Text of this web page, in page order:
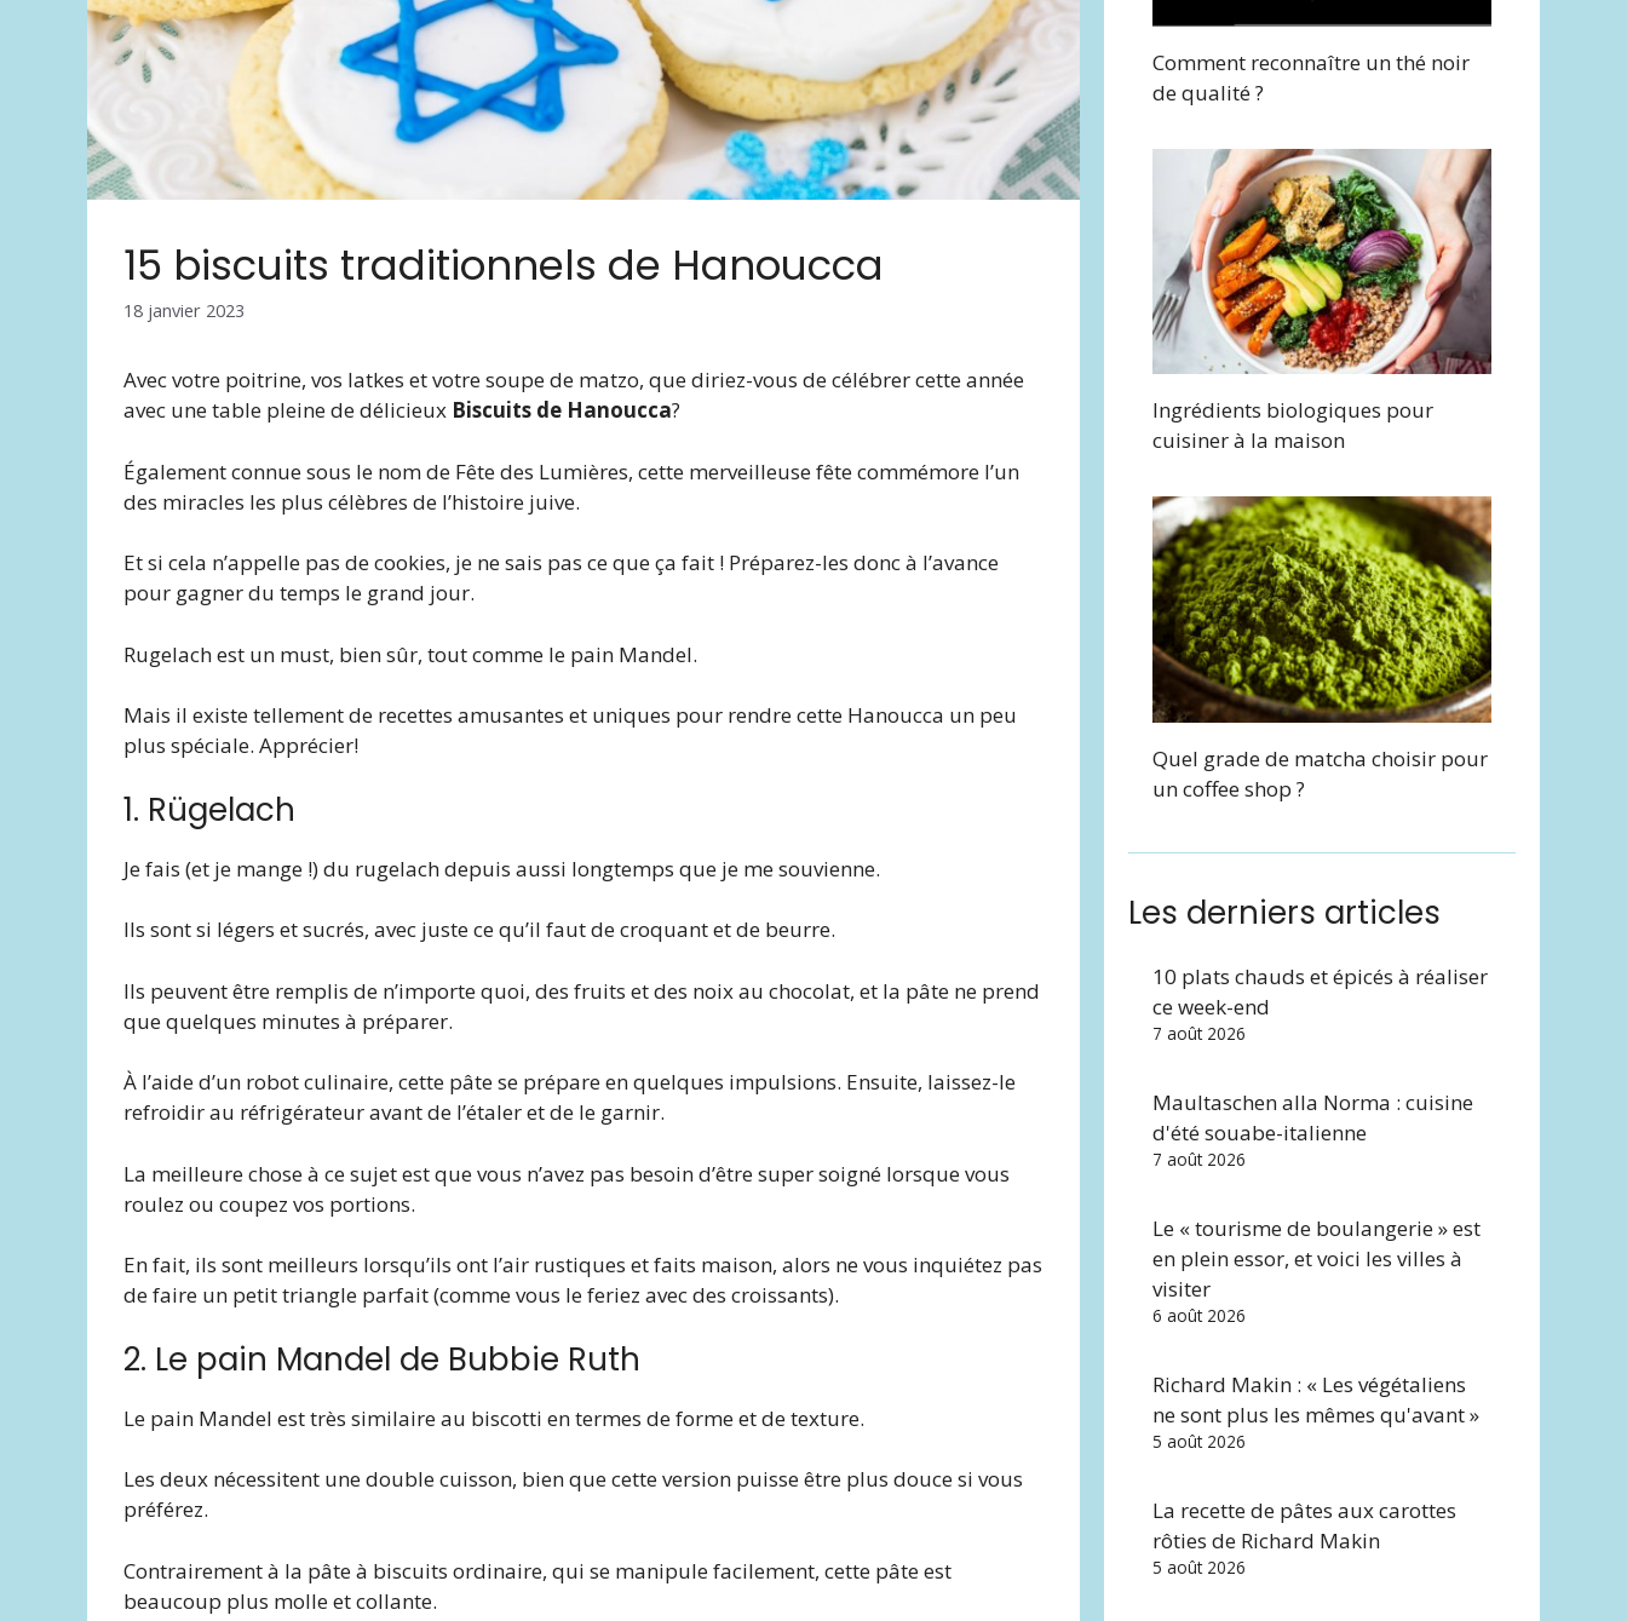
15 biscuits traditionnels de Hanoucca
18 janvier 2023
Avec votre poitrine, vos latkes et votre soupe de matzo, que diriez-vous de célébrer cette année
avec une table pleine de délicieux Biscuits de Hanoucca?
Également connue sous le nom de Fête des Lumières, cette merveilleuse fête commémore l’un
des miracles les plus célèbres de l’histoire juive.
Et si cela n’appelle pas de cookies, je ne sais pas ce que ça fait ! Préparez-les donc à l’avance
pour gagner du temps le grand jour.
Rugelach est un must, bien sûr, tout comme le pain Mandel.
Mais il existe tellement de recettes amusantes et uniques pour rendre cette Hanoucca un peu
plus spéciale. Apprécier!
1. Rügelach
Je fais (et je mange !) du rugelach depuis aussi longtemps que je me souvienne.
Ils sont si légers et sucrés, avec juste ce qu’il faut de croquant et de beurre.
Ils peuvent être remplis de n’importe quoi, des fruits et des noix au chocolat, et la pâte ne prend
que quelques minutes à préparer.
À l’aide d’un robot culinaire, cette pâte se prépare en quelques impulsions. Ensuite, laissez-le
refroidir au réfrigérateur avant de l’étaler et de le garnir.
La meilleure chose à ce sujet est que vous n’avez pas besoin d’être super soigné lorsque vous
roulez ou coupez vos portions.
En fait, ils sont meilleurs lorsqu’ils ont l’air rustiques et faits maison, alors ne vous inquiétez pas
de faire un petit triangle parfait (comme vous le feriez avec des croissants).
2. Le pain Mandel de Bubbie Ruth
Le pain Mandel est très similaire au biscotti en termes de forme et de texture.
Les deux nécessitent une double cuisson, bien que cette version puisse être plus douce si vous
préférez.
Contrairement à la pâte à biscuits ordinaire, qui se manipule facilement, cette pâte est
beaucoup plus molle et collante.
Comment reconnaître un thé noir
de qualité ?
Ingrédients biologiques pour
cuisiner à la maison
Quel grade de matcha choisir pour
un coffee shop ?
Les derniers articles
10 plats chauds et épicés à réaliser
ce week-end
7 août 2026
Maultaschen alla Norma : cuisine
d'été souabe-italienne
7 août 2026
Le « tourisme de boulangerie » est
en plein essor, et voici les villes à
visiter
6 août 2026
Richard Makin : « Les végétaliens
ne sont plus les mêmes qu'avant »
5 août 2026
La recette de pâtes aux carottes
rôties de Richard Makin
5 août 2026